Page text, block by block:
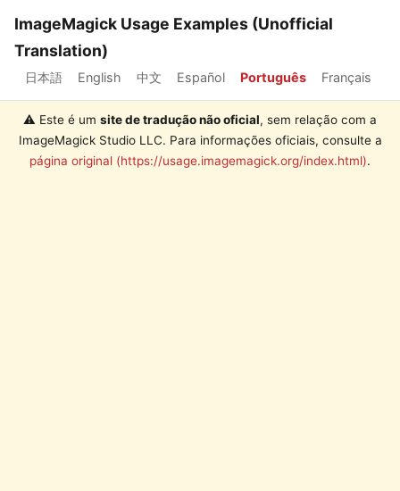
ImageMagick Usage Examples (Unofficial
Translation)
日本語 English 中文 Español Português Français
⚠️ Este é um site de tradução não oficial, sem relação com a
ImageMagick Studio LLC. Para informações oficiais, consulte a
página original (https://usage.imagemagick.org/index.html).